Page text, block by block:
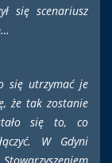
się scenariusz
się utrzymać je
że tak zostanie
się to, co
W Gdyni